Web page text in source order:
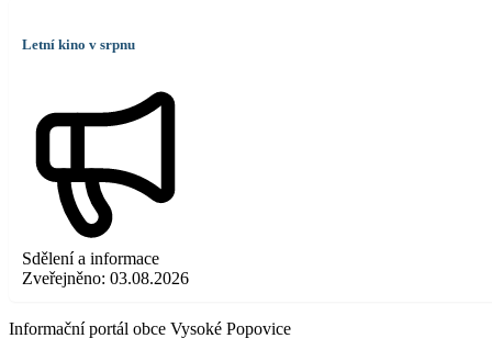
Letní kino v srpnu
Sdělení a informace
Zveřejněno: 03.08.2026
Informační portál obce Vysoké Popovice